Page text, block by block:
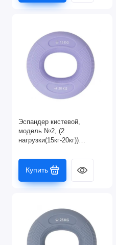
Эспандер кистевой,
модель №2, (2
нагрузки(15кг-20кг))
Купить